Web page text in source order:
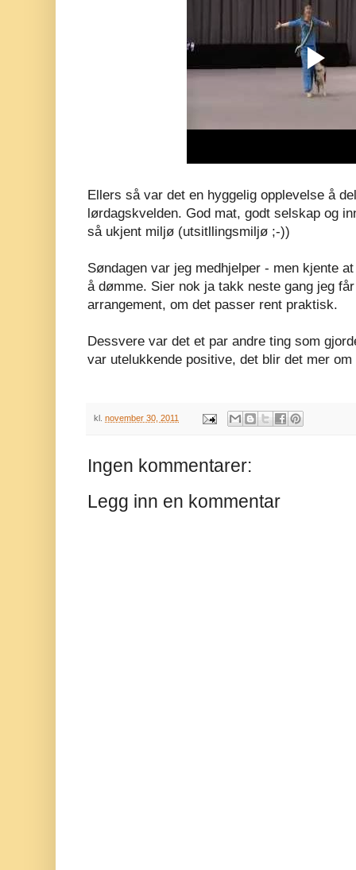
Ellers så var det en hyggelig opplevelse å
lørdagskvelden. God mat, godt selskap og
så ukjent miljø (utsitllingsmiljø ;-))
Søndagen var jeg medhjelper - men kjente
å dømme. Sier nok ja takk neste gang jeg
arrangement, om det passer rent praktisk.
Dessvere var det et par andre ting som
var utelukkende positive, det blir det mer om
kl. november 30, 2011
Ingen kommentarer:
Legg inn en kommentar